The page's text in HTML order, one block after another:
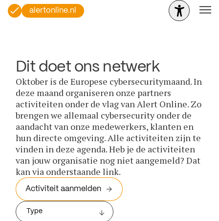
alertonline.nl
Dit doet ons netwerk
Oktober is de Europese cybersecuritymaand. In
deze maand organiseren onze partners
activiteiten onder de vlag van Alert Online. Zo
brengen we allemaal cybersecurity onder de
aandacht van onze medewerkers, klanten en
hun directe omgeving. Alle activiteiten zijn te
vinden in deze agenda. Heb je de activiteiten
van jouw organisatie nog niet aangemeld? Dat
kan via onderstaande link.
Activiteit aanmelden
Type